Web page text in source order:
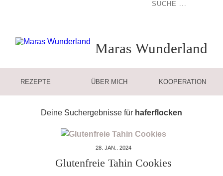
Maras Wunderland
REZEPTE ÜBER MICH KOOPERATION
Deine Suchergebnisse für haferflocken
28. JAN.. 2024
Glutenfreie Tahin Cookies